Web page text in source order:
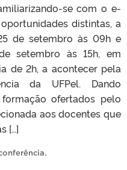
se com o e-
distintas, a
de setembro às 09h e
setembro às 15h, em
de 2h, a acontecer pela
da UFPel. Dando
ofertados pelo
aos docentes que
[…]
.